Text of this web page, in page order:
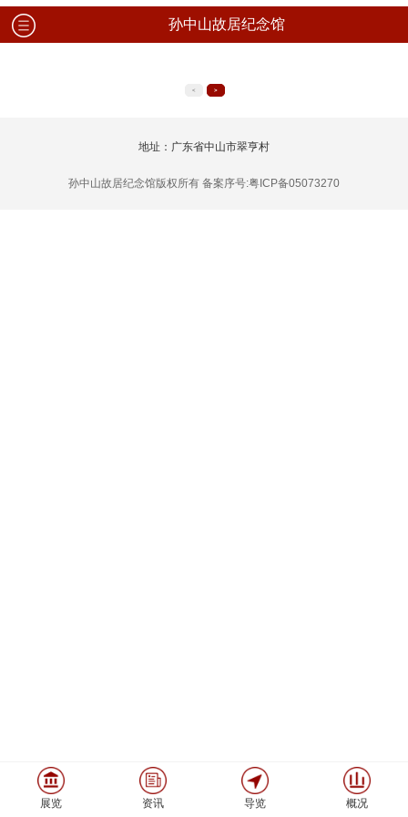
孙中山故居纪念馆
< >
地址：广东省中山市翠亨村
孙中山故居纪念馆版权所有 备案序号:粤ICP备05073270
展览 资讯 导览 概况